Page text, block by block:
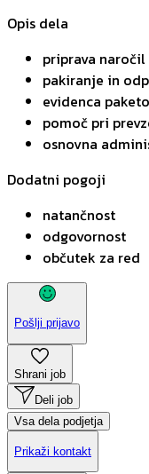
Opis dela
priprava naročil
pakiranje in
evidenca
pomoč pri
osnovna
Dodatni pogoji
natančnost
odgovornost
občutek za red
Pošlji prijavo
Shrani job
Deli job
Vsa dela podjetja
Prikaži kontakt